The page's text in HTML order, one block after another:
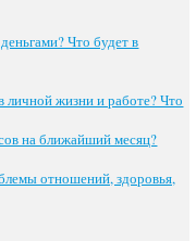
Что будет в
личной жизни и работе? Что
на ближайший месяц?
отношений, здоровья,